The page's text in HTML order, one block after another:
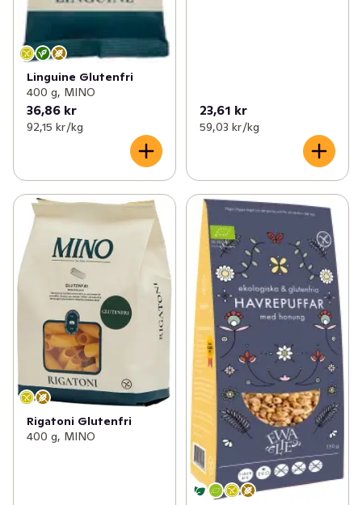
Linguine Glutenfri
400 g, MINO
36,86 kr
92,15 kr /kg
23,61 kr
59,03 kr /kg
Rigatoni Glutenfri
400 g, MINO